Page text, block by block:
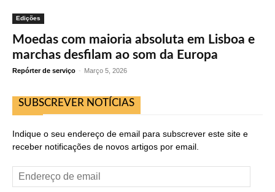
Edições
Moedas com maioria absoluta em Lisboa e
marchas desfilam ao som da Europa
Repórter de serviço - Março 5, 2026
SUBSCREVER NOTÍCIAS
Indique o seu endereço de email para subscrever este site e
receber notificações de novos artigos por email.
Endereço
de